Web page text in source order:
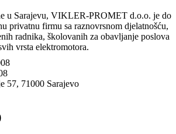
u Sarajevu, VIKLER-PROMET d.o.o. je do
privatnu firmu sa raznovrsnom djelatnošću,
radnika, školovanih za obavljanje poslova
vrsta elektromotora.
57, 71000 Sarajevo